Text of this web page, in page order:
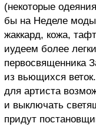
(некоторые
бы на Неделе
жаккард, кожа,
иудеем более
первосвященника
из вьющихся
для артиста
и выключать
придут